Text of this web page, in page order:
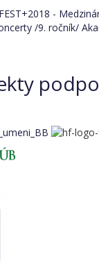
2025
FEST+2025
CONCERTS
6th November
November
November
November
-
/9. ročník/